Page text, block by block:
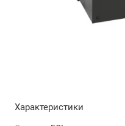
Характеристики